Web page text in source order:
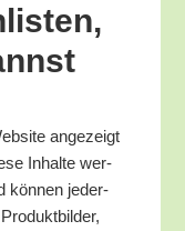
ange­zeigt
Inhal­te wer­
kön­nen jeder­